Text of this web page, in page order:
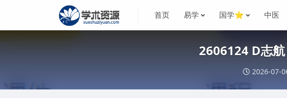
首页 易学 国学⭐ 中医
2606124 D志
2026-07-